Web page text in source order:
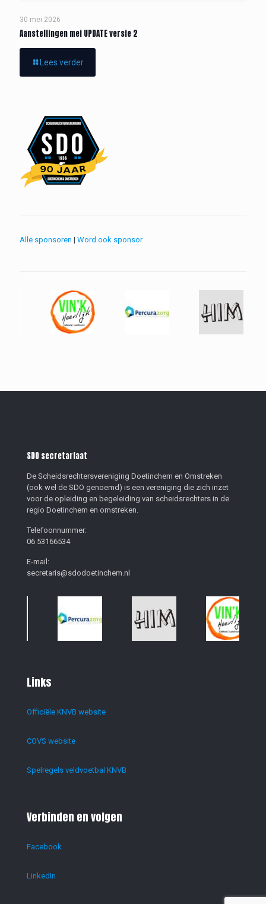
30 mei 2026
Aanstellingen mei UPDATE versie 2
Lees verder
Alle sponsoren | Word ook sponsor
SDO secretariaat
De Scheidsrechtersvereniging Doetinchem en Omstreken
(ook wel de SDO genoemd) is een vereniging die zich inzet
voor de opleiding en begeleiding van scheidsrechters in de
regio Doetinchem en omstreken.
Telefoonnummer:
06 53166534
E-mail:
secretaris@sdodoetinchem.nl
Links
Officiële KNVB website
COVS website
Spelregels veldvoetbal KNVB
Verbinden en volgen
Facebook
LinkedIn